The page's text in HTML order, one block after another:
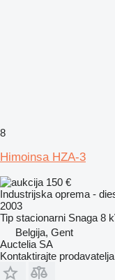
8
Himoinsa HZA-3
150 €
Industrijska oprema -
2003
Tip stacionarni Snaga 8
Belgija, Gent
Auctelia SA
Kontaktirajte prodavatelja